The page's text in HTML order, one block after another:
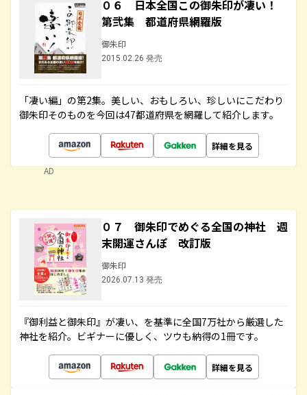
０６ 日本全国この御朱印が凄い！
第弐集 都道府県網羅版
御朱印
2015.02.26 発売
「凄い編」の第2集。美しい、おもしろい、珍しいにこだわり
御朱印そのものを今回は47都道府県を網羅して紹介します。
詳細を見る
AD
０７ 御朱印でめぐる全国の神社 週
末開運さんぽ 改訂版
御朱印
2026.07.13 発売
『御利益と御朱印』が凄い、を基準に全国7万社から厳選した
神社を紹介。ビギナーに優しく、ツウも納得の1冊です。
詳細を見る